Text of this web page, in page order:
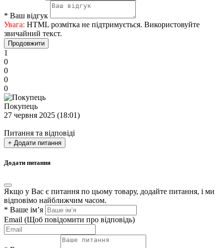
* Ваш відгук
Увага: HTML розмітка не підтримується. Використовуйте
звичайний текст.
Продовжити
1
0
0
0
0
Покупець
27 червня 2025 (18:01)
Питання та відповіді
+ Додати питання
Додати питання
Якщо у Вас є питання по цьому товару, додайте питання, і ми
відповімо найближчим часом.
* Ваше ім’я
Email (Щоб повідомити про відповідь)